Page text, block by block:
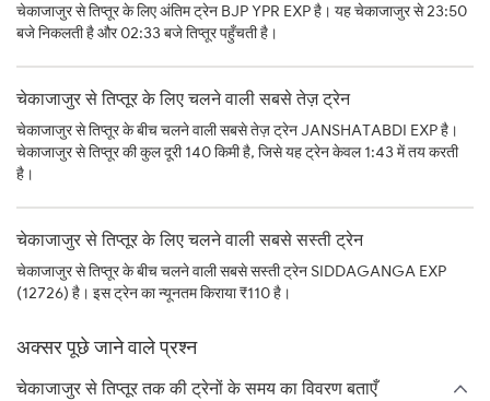
चेकाजाजुर से तिप्तूर के लिए अंतिम ट्रेन BJP YPR EXP है। यह चेकाजाजुर से 23:50
बजे निकलती है और 02:33 बजे तिप्तूर पहुँचती है।
चेकाजाजुर से तिप्तूर के लिए चलने वाली सबसे तेज़ ट्रेन
चेकाजाजुर से तिप्तूर के बीच चलने वाली सबसे तेज़ ट्रेन JANSHATABDI EXP है।
चेकाजाजुर से तिप्तूर की कुल दूरी 140 किमी है, जिसे यह ट्रेन केवल 1:43 में तय करती
है।
चेकाजाजुर से तिप्तूर के लिए चलने वाली सबसे सस्ती ट्रेन
चेकाजाजुर से तिप्तूर के बीच चलने वाली सबसे सस्ती ट्रेन SIDDAGANGA EXP
(12726) है। इस ट्रेन का न्यूनतम किराया ₹110 है।
अक्सर पूछे जाने वाले प्रश्न
चेकाजाजुर से तिप्तूर तक की ट्रेनों के समय का विवरण बताएँ